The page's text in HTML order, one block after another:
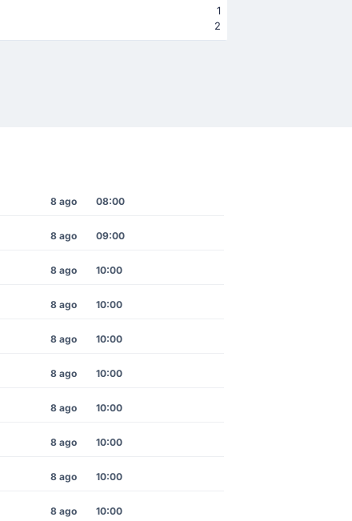
1
2
8 ago 08:00
8 ago 09:00
8 ago 10:00
8 ago 10:00
8 ago 10:00
8 ago 10:00
8 ago 10:00
8 ago 10:00
8 ago 10:00
8 ago 10:00